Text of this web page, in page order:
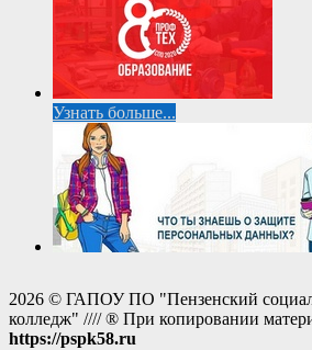
Узнать больше...
2026 © ГАПОУ ПО "Пензенский
колледж" //// ® При копировании
https://pspk58.ru